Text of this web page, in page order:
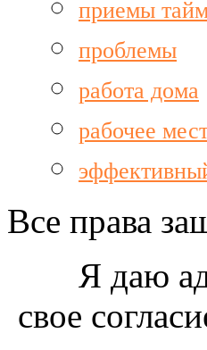
приемы
проблемы
работа дома
рабочее
Все права
Я даю
свое